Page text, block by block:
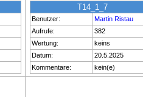
T14_1_7
Benutzer:
Martin Ristau
Aufrufe:
382
Wertung:
keins
Datum:
20.5.2025
Kommentare:
kein(e)